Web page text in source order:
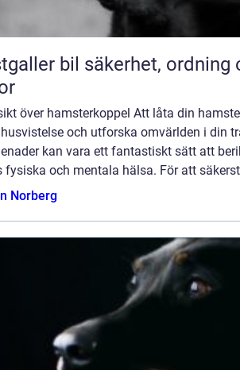
ordning och tryggare
över hamsterkoppel Att låta din
och utforska omvärlden i din
kan vara ett fantastiskt sätt att
fysiska och mentala hälsa. För att
Norberg